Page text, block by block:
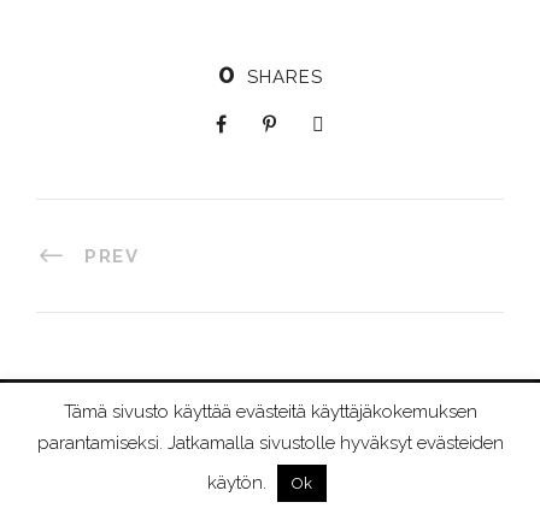
0 SHARES
PREV
©2026 RIIMURAAMI
Tämä sivusto käyttää evästeitä käyttäjäkokemuksen
parantamiseksi. Jatkamalla sivustolle hyväksyt evästeiden
käytön.
Ok